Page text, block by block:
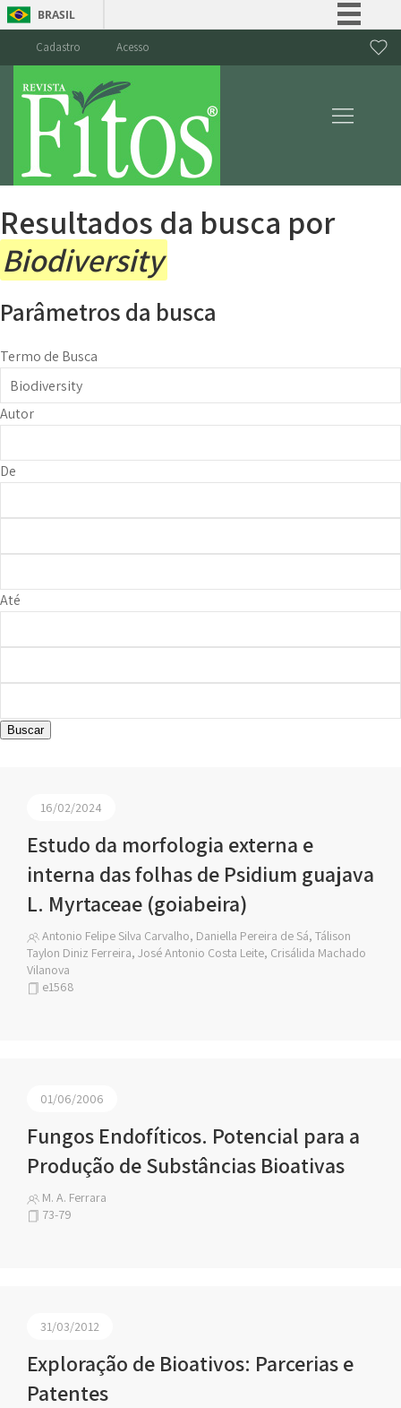
BRASIL
Canais
Cadastro Acesso
Resultados da busca por
Biodiversity
Parâmetros da busca
Termo de Busca
Autor
De
Até
Buscar
16/02/2024
Estudo da morfologia externa e
interna das folhas de Psidium guajava
L. Myrtaceae (goiabeira)
Antonio Felipe Silva Carvalho, Daniella Pereira de Sá, Tálison
Taylon Diniz Ferreira, José Antonio Costa Leite, Crisálida Machado
Vilanova
e1568
01/06/2006
Fungos Endofíticos. Potencial para a
Produção de Substâncias Bioativas
M. A. Ferrara
73-79
31/03/2012
Exploração de Bioativos: Parcerias e
Patentes